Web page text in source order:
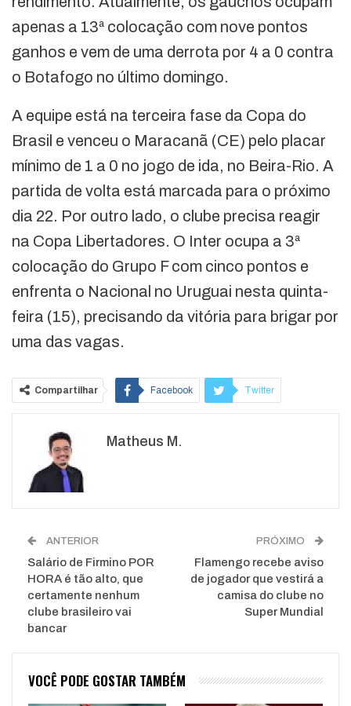
apenas a 13ª colocação com nove pontos
ganhos e vem de uma derrota por 4 a 0 contra
o Botafogo no último domingo.
A equipe está na terceira fase da Copa do
Brasil e venceu o Maracanã (CE) pelo placar
mínimo de 1 a 0 no jogo de ida, no Beira-Rio. A
partida de volta está marcada para o próximo
dia 22. Por outro lado, o clube precisa reagir
na Copa Libertadores. O Inter ocupa a 3ª
colocação do Grupo F com cinco pontos e
enfrenta o Nacional no Uruguai nesta quinta-
feira (15), precisando da vitória para brigar por
uma das vagas.
Compartilhar Facebook Twitter
WhatsApp
Matheus M.
ANTERIOR
Salário de Firmino POR
HORA é tão alto, que
certamente nenhum
clube brasileiro vai
bancar
PRÓXIMO
Flamengo recebe aviso
de jogador que vestirá a
camisa do clube no
Super Mundial
VOCÊ PODE GOSTAR TAMBÉM